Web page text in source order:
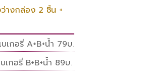
างกล่อง 2 ชิ้น +
เกอรี่ A+B+น้ำ 79บ.
เกอรี่ B+B+น้ำ 89บ.